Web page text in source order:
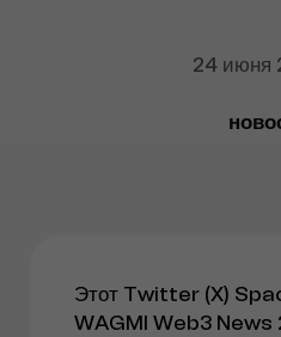
24 июня
Этот Twitter (X)
WAGMI Web3 News